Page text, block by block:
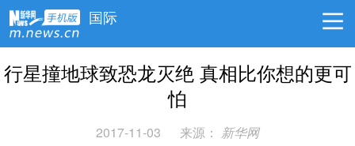
国际
行星撞地球致恐龙灭绝 真相比你想的更可
怕
2017-11-03 来源： 新华网